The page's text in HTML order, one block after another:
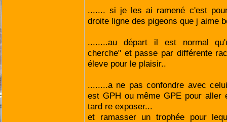
....... si je les ai ramené c'est
droite ligne des pigeons que j aime
........au départ il est normal
cherche" et passe par différente
éleve pour le plaisir..
........a ne pas confondre avec
est GPH ou même GPE pour aller
tard re exposer...
et ramasser un trophée pour